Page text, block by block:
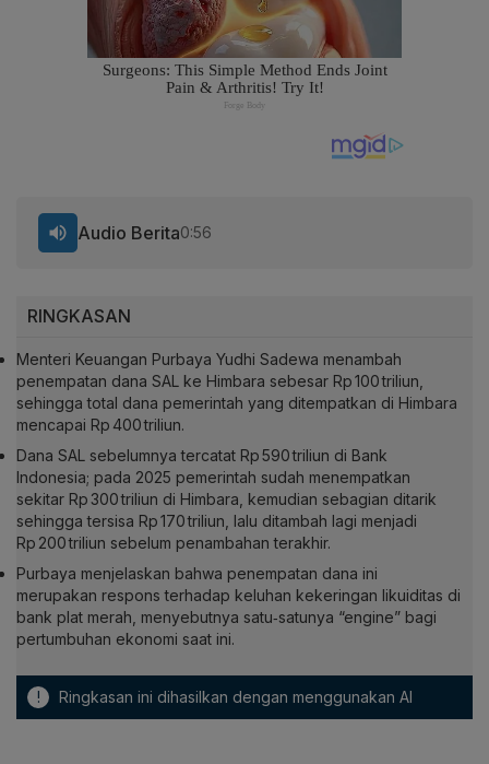
RINGKASAN
Menteri Keuangan Purbaya Yudhi Sadewa menambah
penempatan dana SAL ke Himbara sebesar Rp 100 triliun,
sehingga total dana pemerintah yang ditempatkan di Himbara
mencapai Rp 400 triliun.
Dana SAL sebelumnya tercatat Rp 590 triliun di Bank
Indonesia; pada 2025 pemerintah sudah menempatkan
sekitar Rp 300 triliun di Himbara, kemudian sebagian ditarik
sehingga tersisa Rp 170 triliun, lalu ditambah lagi menjadi
Rp 200 triliun sebelum penambahan terakhir.
Purbaya menjelaskan bahwa penempatan dana ini
merupakan respons terhadap keluhan kekeringan likuiditas di
bank plat merah, menyebutnya satu‑satunya “engine” bagi
pertumbuhan ekonomi saat ini.
! Ringkasan ini dihasilkan dengan menggunakan AI
Audio Berita0:56